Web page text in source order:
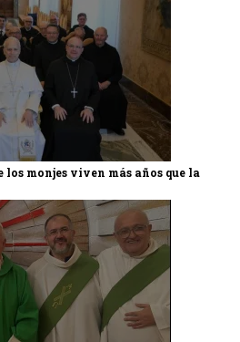
los monjes viven más años que la